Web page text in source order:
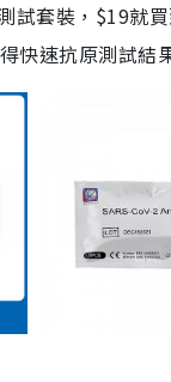
試套裝，$19就
快速抗原測試結